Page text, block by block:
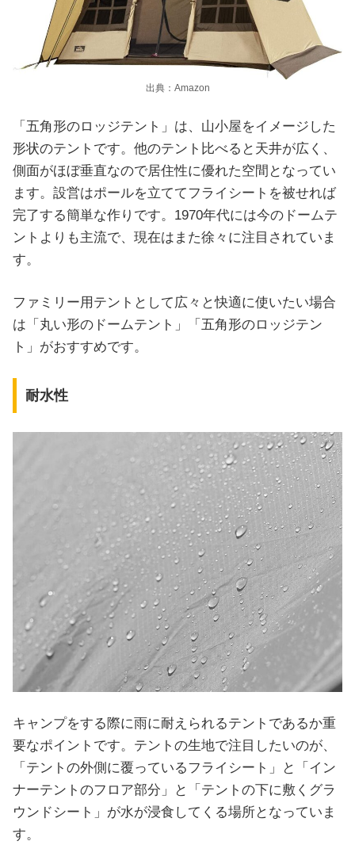
出典：Amazon
「五角形のロッジテント」は、山小屋をイメージした
形状のテントです。他のテント比べると天井が広く、
側面がほぼ垂直なので居住性に優れた空間となってい
ます。設営はポールを立ててフライシートを被せれば
完了する簡単な作りです。1970年代には今のドームテ
ントよりも主流で、現在はまた徐々に注目されていま
す。
ファミリー用テントとして広々と快適に使いたい場合
は「丸い形のドームテント」「五角形のロッジテン
ト」がおすすめです。
耐水性
キャンプをする際に雨に耐えられるテントであるか重
要なポイントです。テントの生地で注目したいのが、
「テントの外側に覆っているフライシート」と「イン
ナーテントのフロア部分」と「テントの下に敷くグラ
ウンドシート」が水が浸食してくる場所となっていま
す。